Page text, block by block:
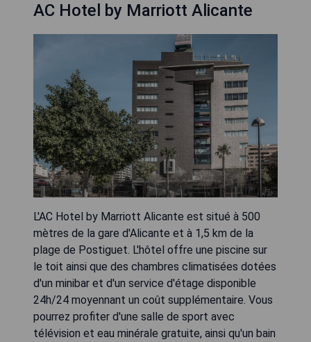
AC Hotel by Marriott Alicante
L'AC Hotel by Marriott Alicante est situé à 500
mètres de la gare d'Alicante et à 1,5 km de la
plage de Postiguet. L'hôtel offre une piscine sur
le toit ainsi que des chambres climatisées dotées
d'un minibar et d'un service d'étage disponible
24h/24 moyennant un coût supplémentaire. Vous
pourrez profiter d'une salle de sport avec
télévision et eau minérale gratuite, ainsi qu'un bain